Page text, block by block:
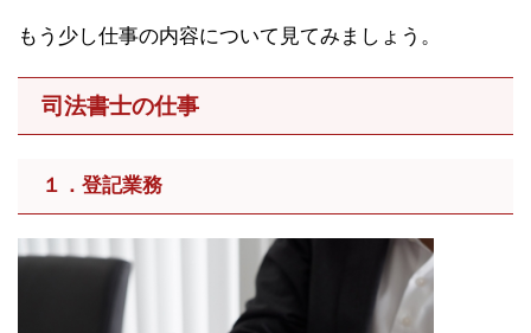
もう少し仕事の内容について見てみましょう。
司法書士の仕事
１．登記業務